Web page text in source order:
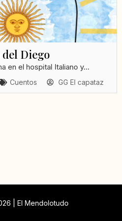
Diego
en el hospital Italiano y...
Cuentos GG El capataz
| El Mendolotudo